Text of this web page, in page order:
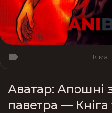
Няма
Аватар: Апошні
паветра — Кніга